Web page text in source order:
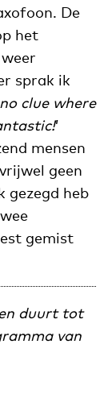
De
het
sprak ik
clue where
’
mensen
geen
gezegd heb
gemist
duurt tot
van